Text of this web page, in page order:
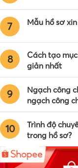
7 Mẫu hồ sơ
8
Cách tạo
giản nhất
9
Ngạch công
ngạch công
10
Trình độ
trong hồ sơ?